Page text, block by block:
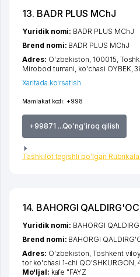
13. BADR PLUS MChJ
Mamlakat kodi: +998
+99871 ...Qo'ng'iroq qilish
Tashkilot tegishli bo'lgan
Yuridik nomi: BADR PLUS MChJ
Brend nomi: BADR PLUS MChJ
Adres: O'zbekiston, 100015,
Mirobod tumani ko'chasi OYBEK ,
Xaritada ko'rsatish
14. BAHORGI
Yuridik nomi: BAHORGI
Brend nomi: BAHORGI
Adres: O'zbekiston,Toshkent
tor ko'chasi 1-chi QO'SHKURGON ,
Mo‘ljal: kafe "FAYZ